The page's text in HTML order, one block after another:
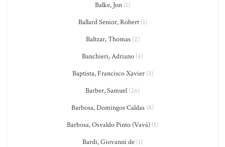
Balke, Jon (1)
Ballard Senior, Robert(1)
Baltzar, Thomas(2)
Banchieri, Adriano (4)
Baptista, Francisco Xavier(3)
Barber, Samuel (26)
Barbosa, Domingos Caldas (8)
Barbosa, Osvaldo Pinto (Vavá) (1)
Bardi, Giovanni de (1)